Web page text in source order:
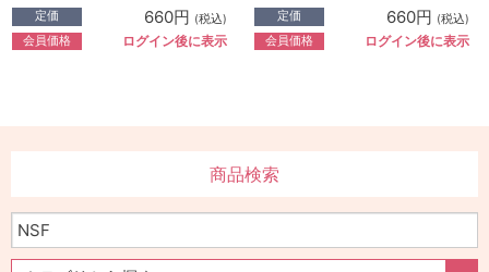
定価 660円 (税込)
会員価格 ログイン後に表示
定価 660円 (税込)
会員価格 ログイン後に表示
商品検索